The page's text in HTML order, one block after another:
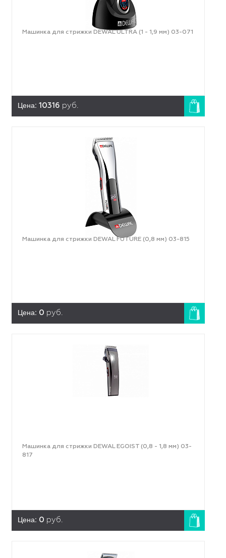
Машинка для стрижки DEWAL ULTRA (1 - 1,9 мм) 03-071
Цена: 10316 руб.
Машинка для стрижки DEWAL FUTURE (0,8 мм) 03-815
Цена: 0 руб.
Машинка для стрижки DEWAL EGOIST (0,8 - 1,8 мм) 03-
817
Цена: 0 руб.